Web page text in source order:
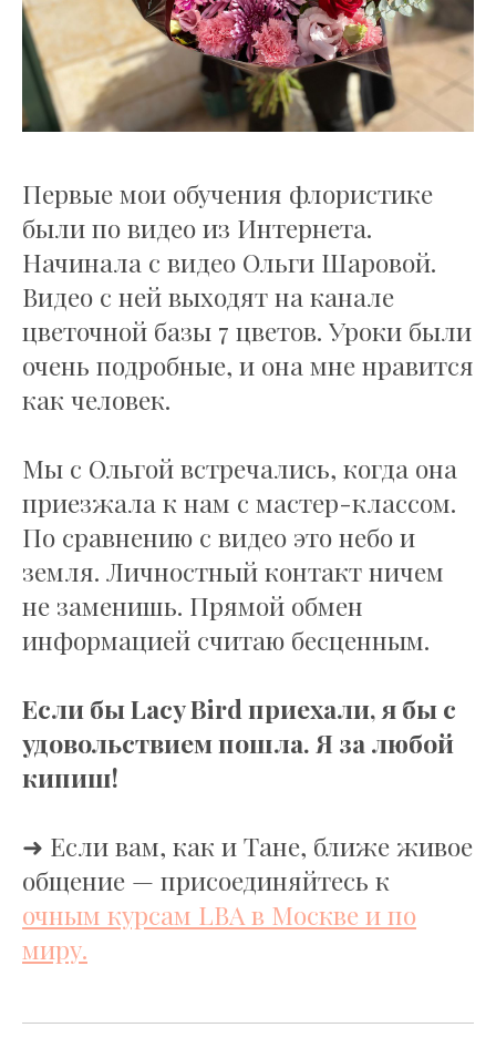
Первые мои обучения флористике
были по видео из Интернета.
Начинала с видео Ольги Шаровой.
Видео с ней выходят на канале
цветочной базы 7 цветов. Уроки были
очень подробные, и она мне нравится
как человек.
Мы с Ольгой встречались, когда она
приезжала к нам с мастер-классом.
По сравнению с видео это небо и
земля. Личностный контакт ничем
не заменишь. Прямой обмен
информацией считаю бесценным.
Если бы Lacy Bird приехали, я бы с
удовольствием пошла. Я за любой
кипиш!
➜ Если вам, как и Тане, ближе живое
общение — присоединяйтесь к
очным курсам LBA в Москве и по
миру.
Вебинары
7 секретов LB
Онлайн
Очное
О нас
Политика обработки персональных данных
Договор оферты
СОЦ.СЕТИ
Global
México
КОНТАКТЫ
+79152402267 (24 часа)
+77172695926 (10:00 – 19:00 +6 GMT)
ПОЛЕЗНОЕ
Энциклопедия цветов
Биржа труда
Тест флориста
Журнал